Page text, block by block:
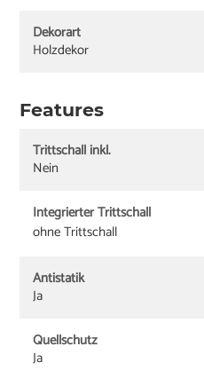
Dekorart
Holzdekor
Features
Trittschall inkl.
Nein
Integrierter Trittschall
ohne Trittschall
Antistatik
Ja
Quellschutz
Ja